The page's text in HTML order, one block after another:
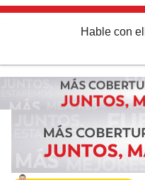
Hable con el